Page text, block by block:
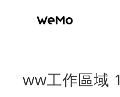
ww工作區域 1